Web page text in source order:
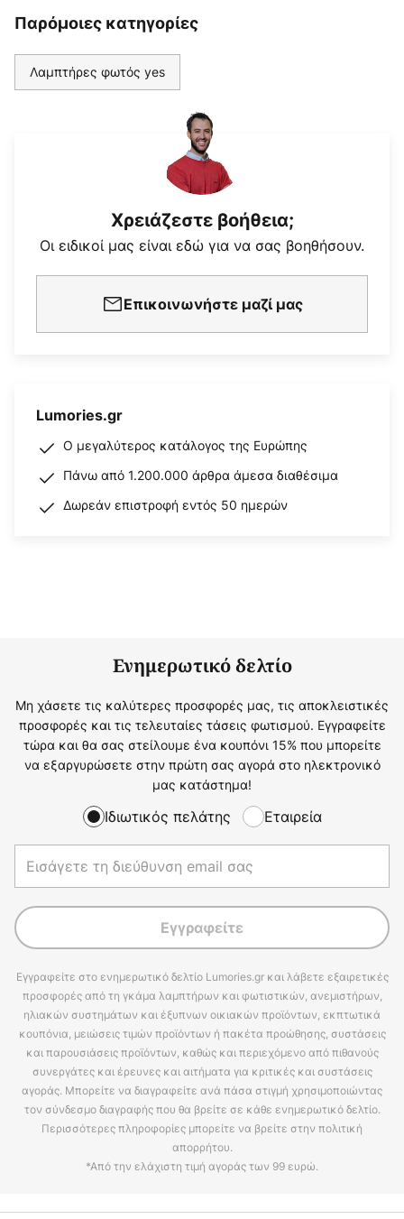
Παρόμοιες κατηγορίες
Λαμπτήρες φωτός yes
Χρειάζεστε βοήθεια;
Οι ειδικοί μας είναι εδώ για να σας βοηθήσουν.
Επικοινωνήστε μαζί μας
Lumories.gr
Ο μεγαλύτερος κατάλογος της Ευρώπης
Πάνω από 1.200.000 άρθρα άμεσα διαθέσιμα
Δωρεάν επιστροφή εντός 50 ημερών
Ενημερωτικό δελτίο
Μη χάσετε τις καλύτερες προσφορές μας, τις αποκλειστικές
προσφορές και τις τελευταίες τάσεις φωτισμού. Εγγραφείτε
τώρα και θα σας στείλουμε ένα κουπόνι 15% που μπορείτε
να εξαργυρώσετε στην πρώτη σας αγορά στο ηλεκτρονικό
μας κατάστημα!
Ιδιωτικός πελάτης Εταιρεία
Εγγραφείτε
Εγγραφείτε στο ενημερωτικό δελτίο Lumories.gr και λάβετε εξαιρετικές
προσφορές από τη γκάμα λαμπτήρων και φωτιστικών, ανεμιστήρων,
ηλιακών συστημάτων και έξυπνων οικιακών προϊόντων, εκπτωτικά
κουπόνια, μειώσεις τιμών προϊόντων ή πακέτα προώθησης, συστάσεις
και παρουσιάσεις προϊόντων, καθώς και περιεχόμενο από πιθανούς
συνεργάτες και έρευνες και αιτήματα για κριτικές και συστάσεις
αγοράς. Μπορείτε να διαγραφείτε ανά πάσα στιγμή χρησιμοποιώντας
τον σύνδεσμο διαγραφής που θα βρείτε σε κάθε ενημερωτικό δελτίο.
Περισσότερες πληροφορίες μπορείτε να βρείτε στην πολιτική
απορρήτου.
*Από την ελάχιστη τιμή αγοράς των 99 ευρώ.